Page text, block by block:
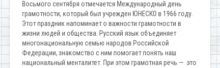
Восьмого сентября отмечается Международный день
грамотности, который был учрежден ЮНЕСКО в 1966 году.
Этот праздник напоминает о важности грамотности в
жизни людей и общества. Русский язык объединяет
многонациональную семью народов Российской
Федерации, знакомство с ним помогает понять наш
национальный менталитет. При этом грамотная речь — это